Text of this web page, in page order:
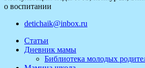
о воспитании
detichaik@inbox.ru
Статьи
Дневник мамы
Библиотека молодых